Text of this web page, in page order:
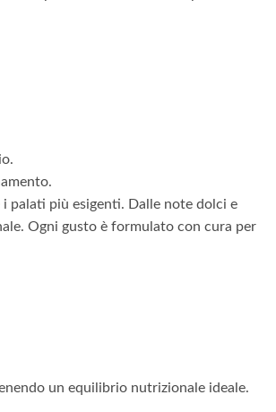
palati più esigenti. Dalle note dolci e
Ogni gusto è formulato con cura per
un equilibrio nutrizionale ideale.